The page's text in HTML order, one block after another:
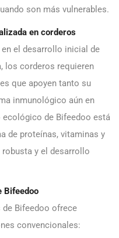
son más vulnerables.
en corderos
el desarrollo inicial de
los corderos requieren
que apoyen tanto su
inmunológico aún en
de Bifeedoo está
de proteínas, vitaminas y
y el desarrollo
Bifeedoo
Bifeedoo ofrece
convencionales: